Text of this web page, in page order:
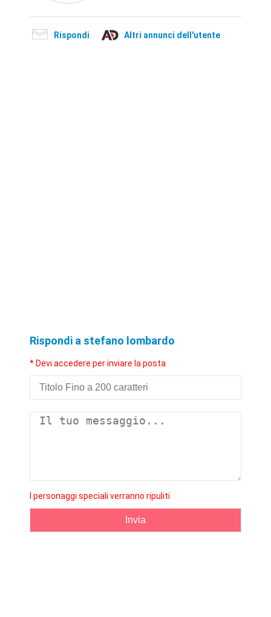
Rispondi Altri annunci dell'utente
Rispondi a stefano lombardo
* Devi accedere per inviare la posta
I personaggi speciali verranno ripuliti